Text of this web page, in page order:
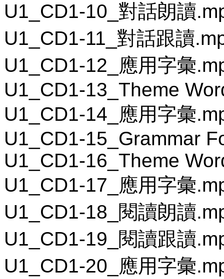
U1_CD1-10_對話朗讀
U1_CD1-11_對話跟讀
U1_CD1-12_應用字彙
U1_CD1-13_Theme
U1_CD1-14_應用字彙
U1_CD1-15_Grammar
U1_CD1-16_Theme
U1_CD1-17_應用字彙
U1_CD1-18_閱讀朗讀
U1_CD1-19_閱讀跟讀
U1_CD1-20_應用字彙